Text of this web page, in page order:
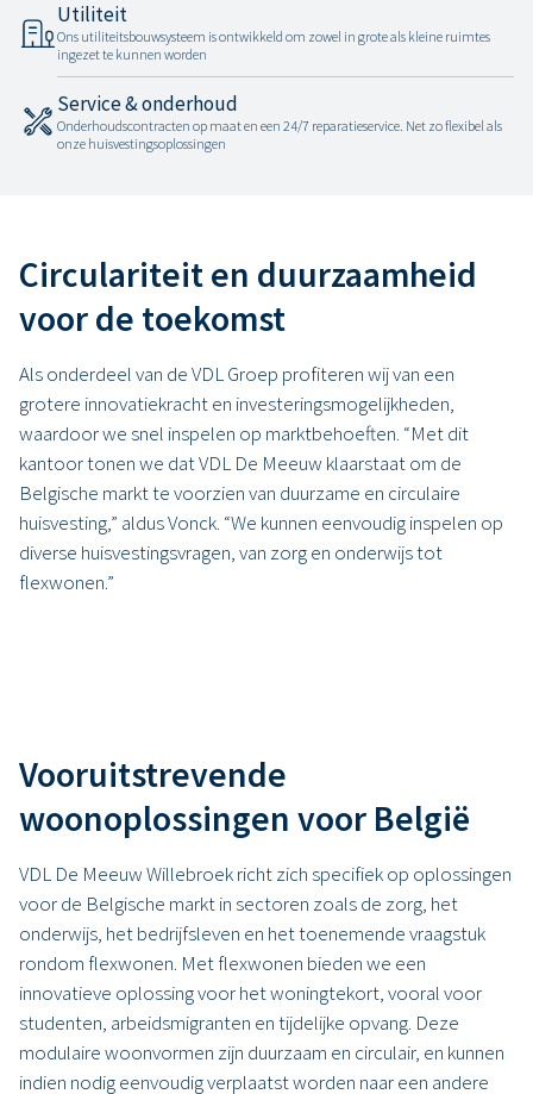
Utiliteit
Ons utiliteitsbouwsysteem is ontwikkeld om zowel in grote als kleine ruimtes
ingezet te kunnen worden
Service & onderhoud
Onderhoudscontracten op maat en een 24/7 reparatieservice. Net zo flexibel als
onze huisvestingsoplossingen
Circulariteit en duurzaamheid
voor de toekomst
Als onderdeel van de VDL Groep profiteren wij van een
grotere innovatiekracht en investeringsmogelijkheden,
waardoor we snel inspelen op marktbehoeften. “Met dit
kantoor tonen we dat VDL De Meeuw klaarstaat om de
Belgische markt te voorzien van duurzame en circulaire
huisvesting,” aldus Vonck. “We kunnen eenvoudig inspelen op
diverse huisvestingsvragen, van zorg en onderwijs tot
flexwonen.”
Vooruitstrevende
woonoplossingen voor België
VDL De Meeuw Willebroek richt zich specifiek op oplossingen
voor de Belgische markt in sectoren zoals de zorg, het
onderwijs, het bedrijfsleven en het toenemende vraagstuk
rondom flexwonen. Met flexwonen bieden we een
innovatieve oplossing voor het woningtekort, vooral voor
studenten, arbeidsmigranten en tijdelijke opvang. Deze
modulaire woonvormen zijn duurzaam en circulair, en kunnen
indien nodig eenvoudig verplaatst worden naar een andere